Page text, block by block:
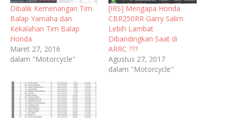
Dibalik Kemenangan Tim
Balap Yamaha dan
Kekalahan Tim Balap
Honda
Maret 27, 2016
dalam "Motorcycle"
[IRS] Mengapa Honda
CBR250RR Garry Salim
Lebih Lambat
Dibandingkan Saat di
ARRC ???
Agustus 27, 2017
dalam "Motorcycle"